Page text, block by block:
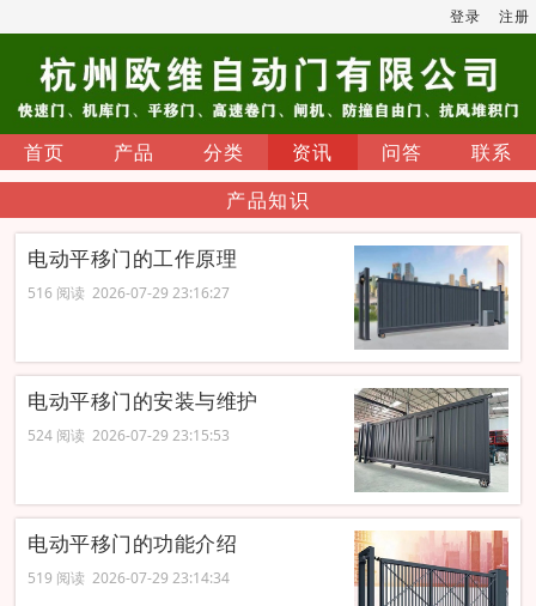
登录 注册
首页 产品 分类 资讯 问答
联系
产品知识
电动平移门的工作原理
516 阅读 2026-07-29 23:16:27
电动平移门的安装与维护
524 阅读 2026-07-29 23:15:53
电动平移门的功能介绍
519 阅读 2026-07-29 23:14:34